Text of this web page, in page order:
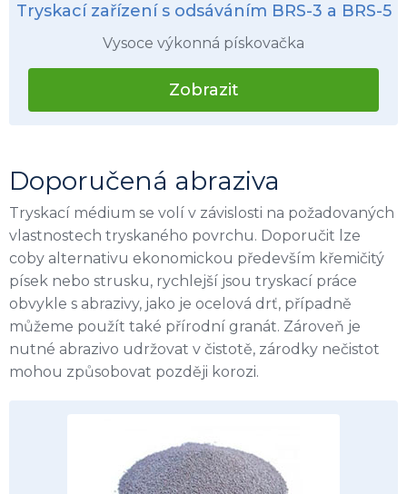
Tryskací zařízení s odsáváním BRS-3 a BRS-5
Vysoce výkonná pískovačka
Zobrazit
Doporučená abraziva
Tryskací médium se volí v závislosti na požadovaných
vlastnostech tryskaného povrchu. Doporučit lze
coby alternativu ekonomickou především křemičitý
písek nebo strusku, rychlejší jsou tryskací práce
obvykle s abrazivy, jako je ocelová drť, případně
můžeme použít také přírodní granát. Zároveň je
nutné abrazivo udržovat v čistotě, zárodky nečistot
mohou způsobovat později korozi.